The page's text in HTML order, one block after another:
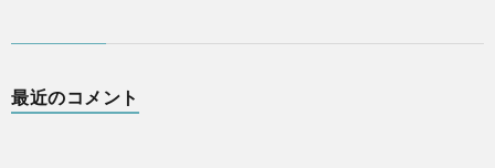
最近のコメント